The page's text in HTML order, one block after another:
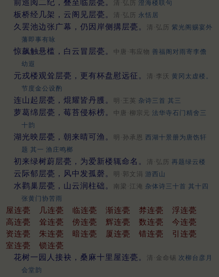
前巡阅二纪，叠至临层甍。 清·弘历 澄海楼联句
板桥经几架，云阁见层甍。 清·弘历 永恬居
久罢池边张广幕，仍因岸侧搆层甍。 清·弘历 紫光阁赐宴外
藩即事有咏
惊飙触悬槛，白云冒层甍。 中唐·韦应物 善福阁对雨寄李儋
幼遐
元戎楼观耸层甍，更有杯盘慰远征。 清·李沃 黄冈太虚楼。
节度金公设酌
连山起层甍，焜耀皆丹臒。 明·王英 杂诗三首 其三
萝葛绵层甍，莓苔侵标榜。 中唐·柳宗元 法华寺石门精舍三
十韵
湖光映层甍，朝来晴可渔。 明·孙承恩 西湖十景册为唐饬轩
题 其一 渔庄鸣榔
初来绿树蔚层甍，为爱新楼辄命名。 清·弘历 再题绿云楼
云际郁层甍，风中发孤磬。 明·郭文涓 游西山
水鹳巢层甍，山云润柱础。 南梁·江淹 杂体诗三十首 其十四
张黄门协苦雨
屋连甍 几连甍 临连甍 渐连甍 棼连甍
浮连甍
高连甍
耸连甍 傍连甍 辉连甍 数连甍
今连甍
资连甍
朱连甍 暗连甍 厦连甍 错连甍
引连甍
室连甍
锁连甍
花树一园人接袂，桑麻十里屋连甍。
清·金命锡 次柳台彦月
会堂韵